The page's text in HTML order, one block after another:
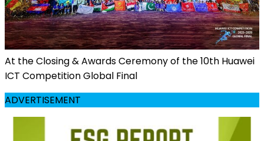
At the Closing & Awards Ceremony of the 10th Huawei
ICT Competition Global Final
ADVERTISEMENT